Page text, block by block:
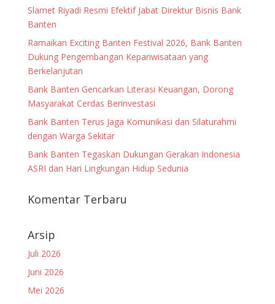
Slamet Riyadi Resmi Efektif Jabat Direktur Bisnis Bank
Banten
Ramaikan Exciting Banten Festival 2026, Bank Banten
Dukung Pengembangan Kepariwisataan yang
Berkelanjutan
Bank Banten Gencarkan Literasi Keuangan, Dorong
Masyarakat Cerdas Berinvestasi
Bank Banten Terus Jaga Komunikasi dan Silaturahmi
dengan Warga Sekitar
Bank Banten Tegaskan Dukungan Gerakan Indonesia
ASRI dan Hari Lingkungan Hidup Sedunia
Komentar Terbaru
Arsip
Juli 2026
Juni 2026
Mei 2026